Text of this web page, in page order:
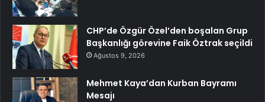
CHP’de Özgür Özel’den boşalan Grup
Başkanlığı görevine Faik Öztrak seçildi
Ağustos 9, 2026
Mehmet Kaya’dan Kurban Bayramı
Mesajı